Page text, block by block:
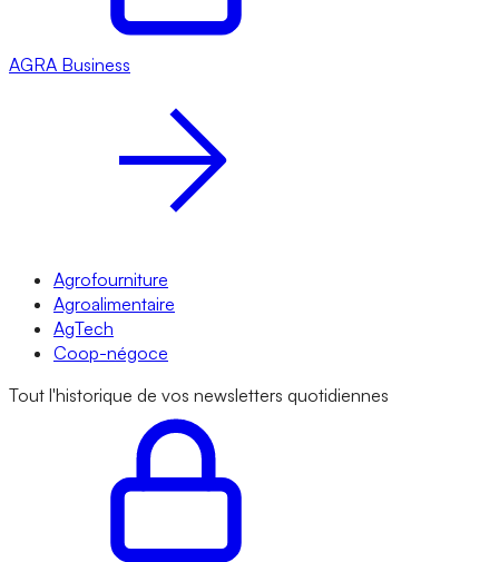
AGRA Business
Agrofourniture
Agroalimentaire
AgTech
Coop-négoce
Tout l'historique de vos newsletters quotidiennes